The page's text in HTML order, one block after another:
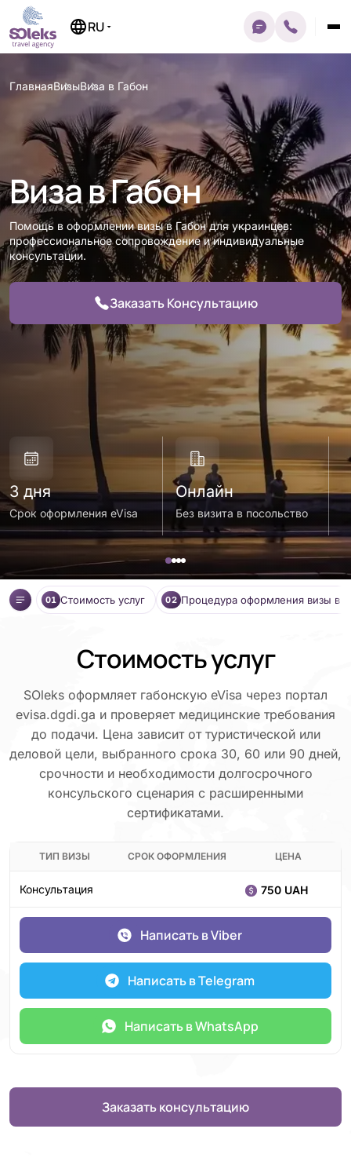
Перейти
содержимому
RU
ГлавнаяВизыВиза в Габон
Виза в Габон
Помощь в оформлении визы в Габон для украинцев:
профессиональное сопровождение и индивидуальные
консультации.
Заказать Консультацию
3 дня
Срок оформления eVisa
Онлайн
Без визита в посольство
01 Стоимость услуг 02 Процедура оформления визы в
Стоимость услуг
SOleks оформляет габонскую eVisa через портал
evisa.dgdi.ga и проверяет медицинские требования
до подачи. Цена зависит от туристической или
деловой цели, выбранного срока 30, 60 или 90 дней,
срочности и необходимости долгосрочного
консульского сценария с расширенными
сертификатами.
ТИП ВИЗЫ СРОК ОФОРМЛЕНИЯ ЦЕНА
Консультация 750 UAH
Написать в Viber
Написать в Telegram
Написать в WhatsApp
Заказать консультацию